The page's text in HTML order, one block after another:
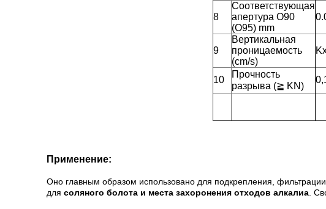
8
Соответствующая
апертура O90
(O95) mm
9
Вертикальная
проницаемость
(cm/s)
10
Прочность
разрыва (≧ KN)
Применение:
Оно главным образом использовано для подкрепления,
для соляного болота и места захоронения отходов алкалиа .